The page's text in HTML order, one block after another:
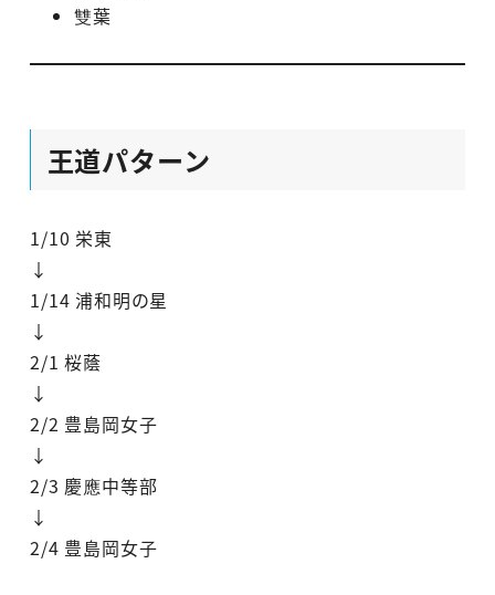
雙葉
王道パターン
1/10 栄東
↓
1/14 浦和明の星
↓
2/1 桜蔭
↓
2/2 豊島岡女子
↓
2/3 慶應中等部
↓
2/4 豊島岡女子